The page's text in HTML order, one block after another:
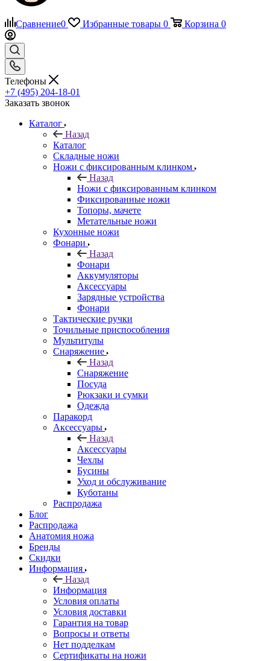
Сравнение0 Избранные товары 0 Корзина 0
Телефоны
+7 (495) 204-18-01
Заказать звонок
Каталог
Назад
Каталог
Складные ножи
Ножи с фиксированным клинком
Назад
Ножи с фиксированным клинком
Фиксированные ножи
Топоры, мачете
Метательные ножи
Кухонные ножи
Фонари
Назад
Фонари
Аккумуляторы
Аксессуары
Зарядные устройства
Фонари
Тактические ручки
Точильные приспособления
Мультитулы
Снаряжение
Назад
Снаряжение
Посуда
Рюкзаки и сумки
Одежда
Паракорд
Аксессуары
Назад
Аксессуары
Чехлы
Бусины
Уход и обслуживание
Куботаны
Распродажа
Блог
Распродажа
Анатомия ножа
Бренды
Скидки
Информация
Назад
Информация
Условия оплаты
Условия доставки
Гарантия на товар
Вопросы и ответы
Нет подделкам
Сертификаты на ножи